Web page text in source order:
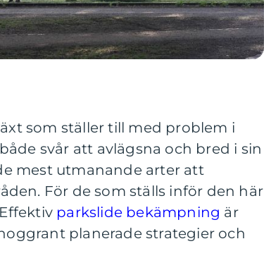
som ställer till med problem i
svår att avlägsna och bred i sin
mest utmanande arter att
För de som ställs inför den här
parkslide bekämpning är
planerade strategier och